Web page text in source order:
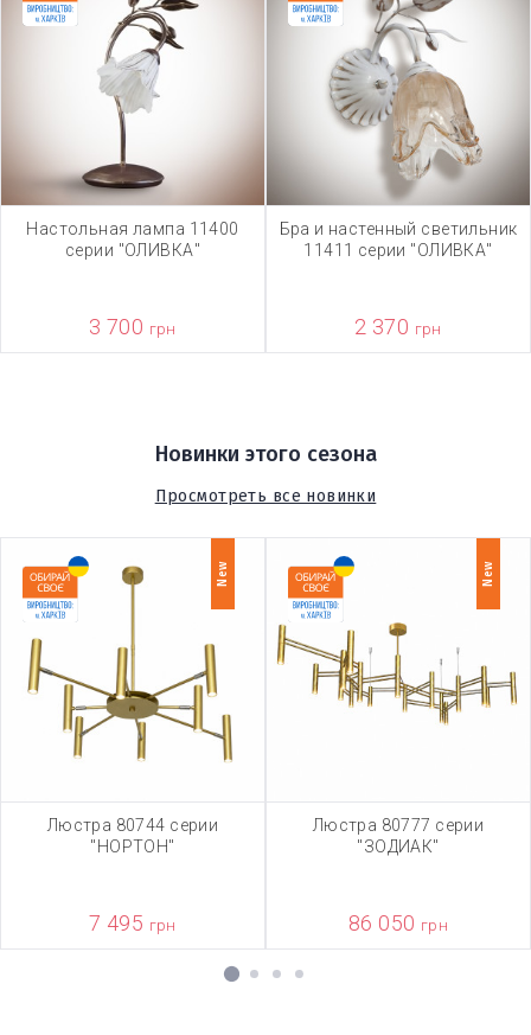
Настольная лампа 11400
серии "ОЛИВКА"
3 700 грн
Бра и настенный светильник
11411 серии "ОЛИВКА"
2 370 грн
Новинки этого сезона
Просмотреть все новинки
New
Люстра 80744 серии
"НОРТОН"
7 495 грн
New
Люстра 80777 серии
"ЗОДИАК"
86 050 грн
1 2 3 4